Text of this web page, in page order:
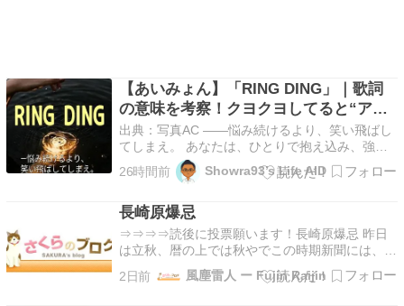
【あいみょん】「RING DING」｜歌詞
の意味を考察！クヨクヨしてると“アホ
らしヤの鐘”が鳴り響く
出典：写真AC ――悩み続けるより、笑い飛ばし
てしまえ。 あなたは、ひとりで抱え込み、強が
り続けてしまうことはありませんか？ 涙を見せ
ることを恥ずかしいと思い、 「大丈夫」と笑っ
は、 そんな強がりをあっさり見抜いてしまうも
のです。 あい…
26時間前 Showra93’s Life AID
長崎原爆忌
⇒⇒⇒⇒読後に投票願います！長崎原爆忌 昨日
は立秋、暦の上では秋やでこの時期新聞には、眼
がしらがウルウルとなる記事が多い。一昨日のミ
カンの缶詰の話もその一つ。そして昨日の朝刊に
2日前 風塵雷人 ー Fujin Raijin